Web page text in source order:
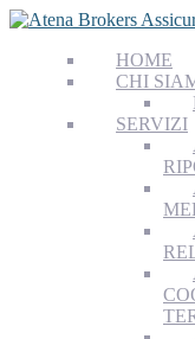
HOME
CHI
SERVIZI